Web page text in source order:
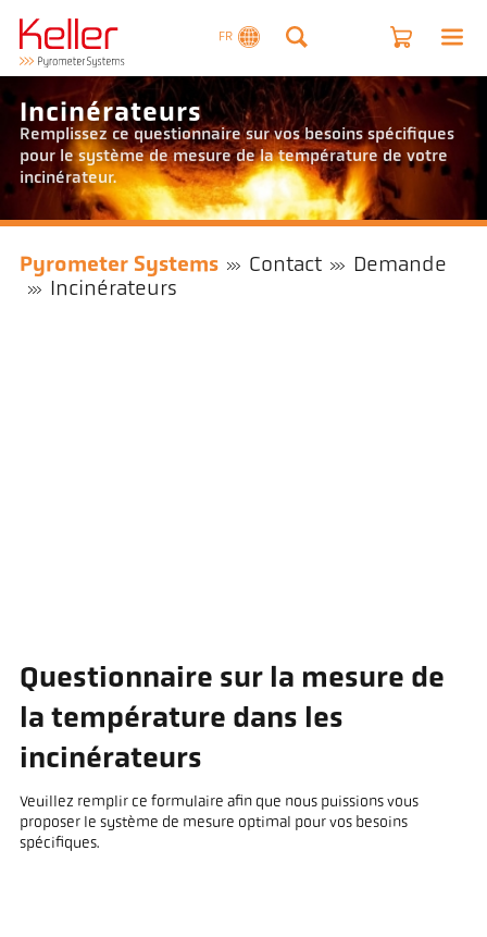
FR
Incinérateurs
Remplissez ce questionnaire sur vos besoins spécifiques
pour le système de mesure de la température de votre
incinérateur.
Pyrometer Systems Contact
Demande
Incinérateurs
Questionnaire sur la mesure de
la température dans les
incinérateurs
Veuillez remplir ce formulaire afin que nous puissions vous
proposer le système de mesure optimal pour vos besoins
spécifiques.